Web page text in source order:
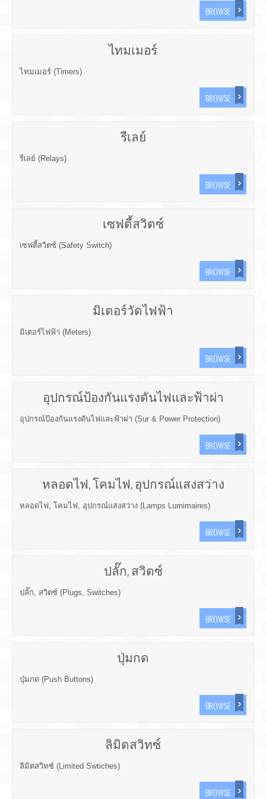
BROWSE
ไทมเมอร์
ไทมเมอร์ (Timers)
BROWSE
รีเลย์
รีเลย์ (Relays)
BROWSE
เซฟตี้สวิตซ์
เซฟตี้สวิตซ์ (Safety Switch)
BROWSE
มิเตอร์วัดไฟฟ้า
มิเตอร์ไฟฟ้า (Meters)
BROWSE
อุปกรณ์ป้องกันแรงดันไฟและฟ้าผ่า
อุปกรณ์ป้องกันแรงดันไฟและฟ้าผ่า (Sur & Power Protection)
BROWSE
หลอดไฟ, โคมไฟ, อุปกรณ์แสงสว่าง
หลอดไฟ, โคมไฟ, อุปกรณ์แสงสว่าง (Lamps Lumimaires)
BROWSE
ปลั๊ก, สวิตซ์
ปลั๊ก, สวิตซ์ (Plugs, Switches)
BROWSE
ปุ่มกด
ปุ่มกด (Push Buttons)
BROWSE
ลิมิตสวิทซ์
ลิมิตสวิทซ์ (Limited Swtiches)
BROWSE